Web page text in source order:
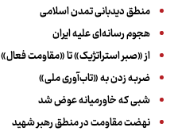
منطق دیدبانی تمدن اسلامی
هجوم رسانه‌ای علیه ایران
از «صبر استراتژیک» تا «مقاومت فعال»
ضربه زدن به «تاب‌آوری ملی»
شبی که خاورمیانه عوض شد
نهضت مقاومت در منطق رهبر شهید